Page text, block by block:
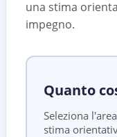
una stima
impegno.
Quanto
Seleziona
stima